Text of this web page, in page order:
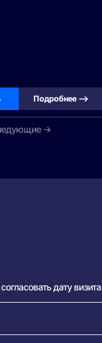
Подробнее —>
→
дату